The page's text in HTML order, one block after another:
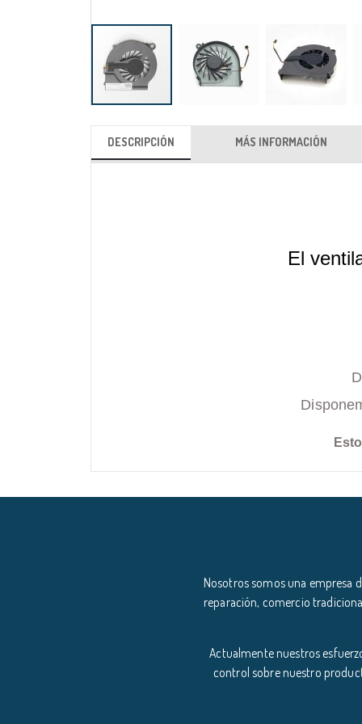
DESCRIPCIÓN
El
MÁS INFORMACIÓN
Nosotros somos una empresa
reparación, comercio
Actualmente nuestros
control sobre nuestro